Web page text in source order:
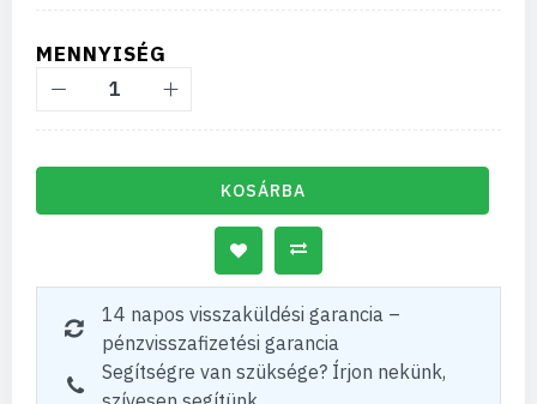
MENNYISÉG
KOSÁRBA
14 napos visszaküldési garancia –
pénzvisszafizetési garancia
Segítségre van szüksége? Írjon nekünk,